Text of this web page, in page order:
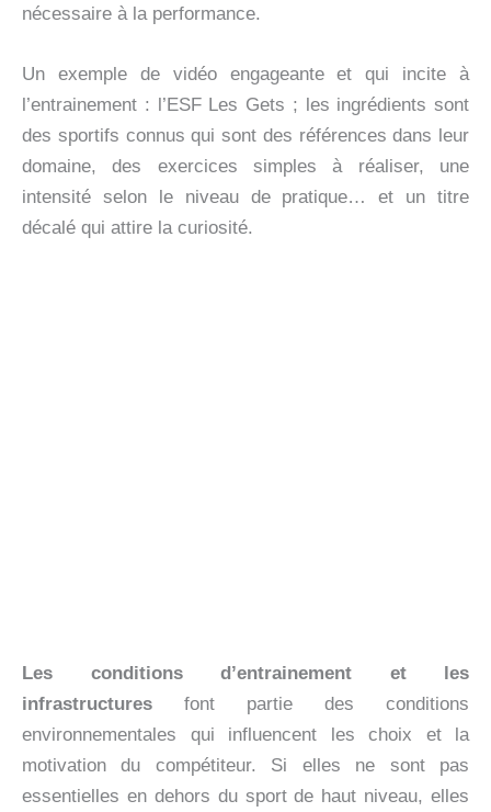
nécessaire à la performance.
Un exemple de vidéo engageante et qui incite à
l’entrainement : l’ESF Les Gets ; les ingrédients sont
des sportifs connus qui sont des références dans leur
domaine, des exercices simples à réaliser, une
intensité selon le niveau de pratique… et un titre
décalé qui attire la curiosité.
Les conditions d’entrainement et les
infrastructures font partie des conditions
environnementales qui influencent les choix et la
motivation du compétiteur. Si elles ne sont pas
essentielles en dehors du sport de haut niveau, elles